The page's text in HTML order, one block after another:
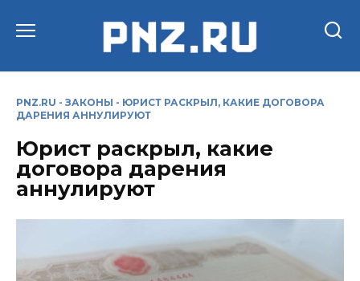
PNZ.RU - ЗАКОНЫ - ЮРИСТ РАСКРЫЛ, КАКИЕ ДОГОВОРА
ДАРЕНИЯ АННУЛИРУЮТ
Юрист раскрыл, какие
договора дарения
аннулируют